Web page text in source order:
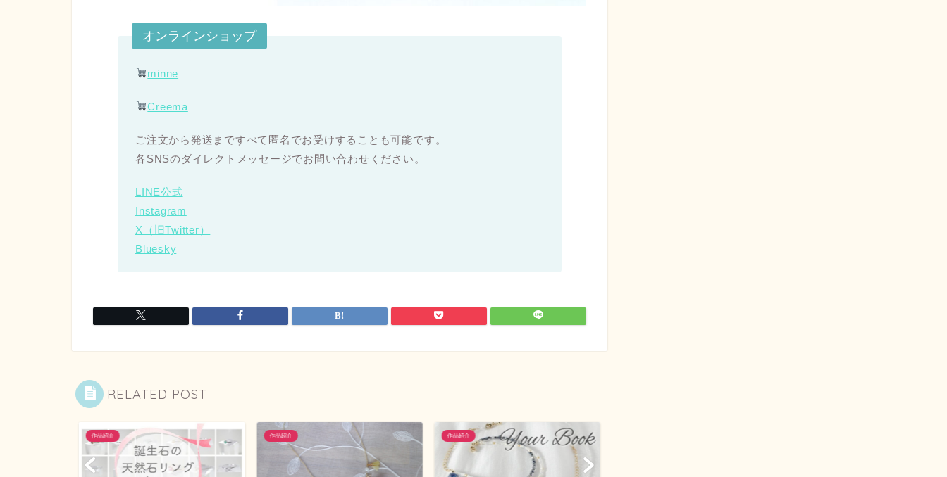
オンラインショップ
minne
Creema
ご注文から発送まですべて匿名でお受けすることも可能です。
各SNSのダイレクトメッセージでお問い合わせください。
LINE公式
Instagram
X（旧Twitter）
Bluesky
RELATED POST
作品紹介 作品紹介 作品紹介